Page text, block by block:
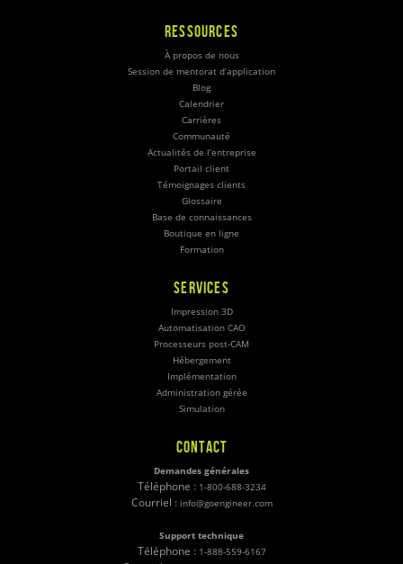
RESSOURCES
À propos de nous
Session de mentorat d’application
Blog
Calendrier
Carrières
Communauté
Actualités de l’entreprise
Portail client
Témoignages clients
Glossaire
Base de connaissances
Boutique en ligne
Formation
SERVICES
Impression 3D
Automatisation CAO
Processeurs post-CAM
Hébergement
Implémentation
Administration gérée
Simulation
CONTACT
Demandes générales
Téléphone : 1-800-688-3234
Courriel : info@goengineer.com
Support technique
Téléphone : 1-888-559-6167